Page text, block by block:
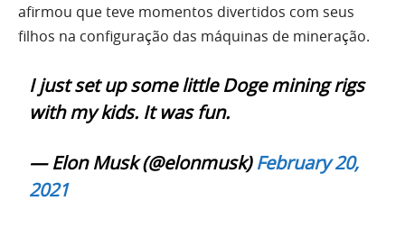
afirmou que teve momentos divertidos com seus
filhos na configuração das máquinas de mineração.
I just set up some little Doge mining rigs
with my kids. It was fun.
— Elon Musk (@elonmusk)February 20,
2021